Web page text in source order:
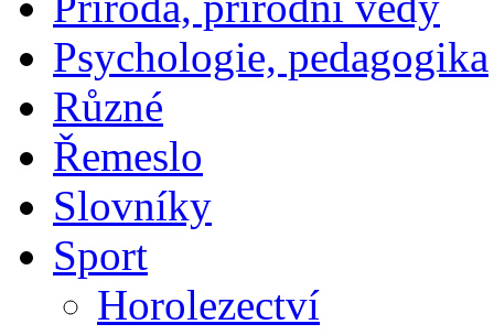
Psychologie, pedagogika
Různé
Řemeslo
Slovníky
Sport
Horolezectví